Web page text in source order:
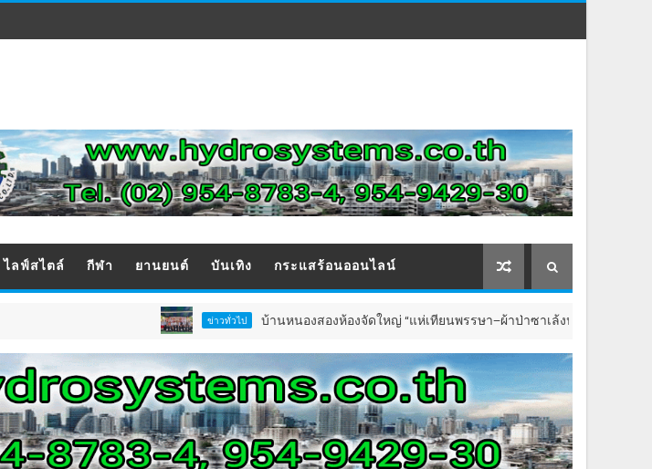
ไลฟ์สไตล์ กีฬา ยานยนต์ บันเทิง กระแสร้อนออนไลน์
ข่าวทั่วไป บ้านหนองสองห้องจัดใหญ่ “แห่เทียนพรรษา–ผ้าป่าซาเล้งปลอดเหล้าเข้าพรรษา